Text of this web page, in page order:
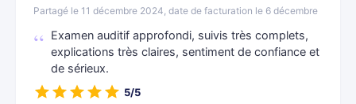
Partagé le 11 décembre 2024, date de facturation le 6 décembre
Examen auditif approfondi, suivis très complets,
explications très claires, sentiment de confiance et
de sérieux.
5/5